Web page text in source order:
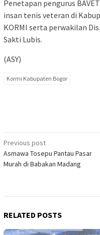
Penetapan pengurus
insan tenis veteran di
KORMI serta perwakilan
Sakti Lubis.
(ASY)
Kormi Kabupaten Bogor
Post
navigation
Previous post
Asmawa Tosepu Pantau Pasar
Murah di Babakan Madang
RELATED POSTS